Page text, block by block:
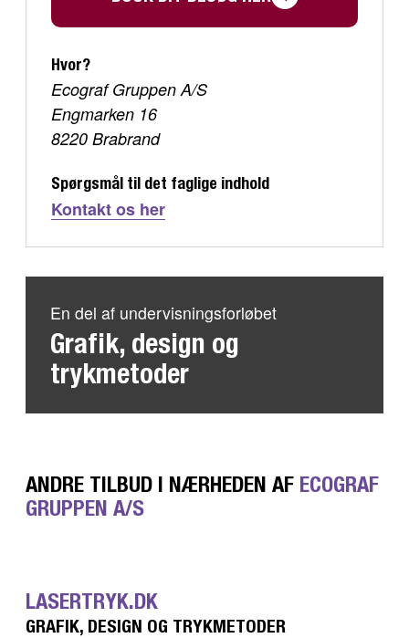
Hvor?
Ecograf Gruppen A/S
Engmarken 16
8220 Brabrand
Spørgsmål til det faglige indhold
Kontakt os her
En del af undervisningsforløbet
Grafik, design og
trykmetoder
ANDRE TILBUD I NÆRHEDEN AF ECOGRAF
GRUPPEN A/S
LASERTRYK.DK
GRAFIK, DESIGN OG TRYKMETODER